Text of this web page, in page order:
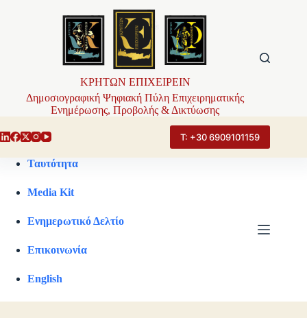
ΚΡΗΤΩΝ ΕΠΙΧΕΙΡΕΙΝ
Δημοσιογραφική Ψηφιακή Πύλη Επιχειρηματικής
Ενημέρωσης, Προβολής & Δικτύωσης
Τ: +30 6909101159
Ταυτότητα
Media Kit
Ενημερωτικό Δελτίο
Επικοινωνία
English